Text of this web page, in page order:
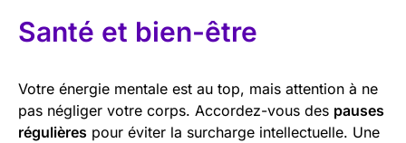
Santé et bien-être
Votre énergie mentale est au top, mais attention à ne
pas négliger votre corps. Accordez-vous des pauses
régulières pour éviter la surcharge intellectuelle. Une